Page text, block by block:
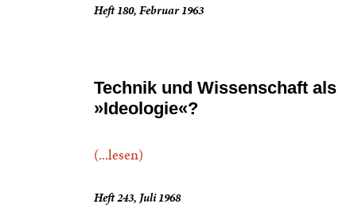
Heft 180, Februar 1963
Technik und Wissenschaft als
»Ideologie«?
(...lesen)
Heft 243, Juli 1968